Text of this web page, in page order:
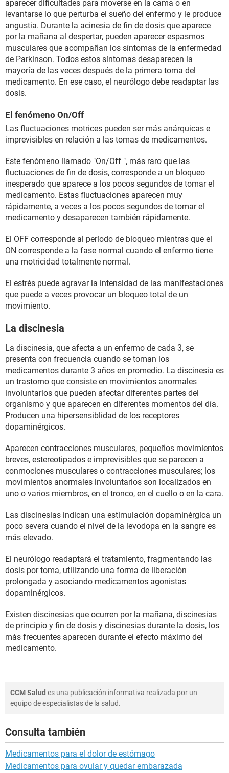
aparecer dificultades para moverse en la cama o en
levantarse lo que perturba el sueño del enfermo y le produce
angustia. Durante la acinesia de fin de dosis que aparece
por la mañana al despertar, pueden aparecer espasmos
musculares que acompañan los síntomas de la enfermedad
de Parkinson. Todos estos síntomas desaparecen la
mayoría de las veces después de la primera toma del
medicamento. En ese caso, el neurólogo debe readaptar las
dosis.
El fenómeno On/Off
Las fluctuaciones motrices pueden ser más anárquicas e
imprevisibles en relación a las tomas de medicamentos.
Este fenómeno llamado "On/Off ", más raro que las
fluctuaciones de fin de dosis, corresponde a un bloqueo
inesperado que aparece a los pocos segundos de tomar el
medicamento. Estas fluctuaciones aparecen muy
rápidamente, a veces a los pocos segundos de tomar el
medicamento y desaparecen también rápidamente.
El OFF corresponde al período de bloqueo mientras que el
ON corresponde a la fase normal cuando el enfermo tiene
una motricidad totalmente normal.
El estrés puede agravar la intensidad de las manifestaciones
que puede a veces provocar un bloqueo total de un
movimiento.
La discinesia
La discinesia, que afecta a un enfermo de cada 3, se
presenta con frecuencia cuando se toman los
medicamentos durante 3 años en promedio. La discinesia es
un trastorno que consiste en movimientos anormales
involuntarios que pueden afectar diferentes partes del
organismo y que aparecen en diferentes momentos del día.
Producen una hipersensiblidad de los receptores
dopaminérgicos.
Aparecen contracciones musculares, pequeños movimientos
breves, estereotipados e imprevisibles que se parecen a
conmociones musculares o contracciones musculares; los
movimientos anormales involuntarios son localizados en
uno o varios miembros, en el tronco, en el cuello o en la cara.
Las discinesias indican una estimulación dopaminérgica un
poco severa cuando el nivel de la levodopa en la sangre es
más elevado.
El neurólogo readaptará el tratamiento, fragmentando las
dosis por toma, utilizando una forma de liberación
prolongada y asociando medicamentos agonistas
dopaminérgicos.
Existen discinesias que ocurren por la mañana, discinesias
de principio y fin de dosis y discinesias durante la dosis, los
más frecuentes aparecen durante el efecto máximo del
medicamento.
CCM Salud es una publicación informativa realizada por un
equipo de especialistas de la salud.
Consulta también
Medicamentos para el dolor de estómago
Medicamentos para ovular y quedar embarazada